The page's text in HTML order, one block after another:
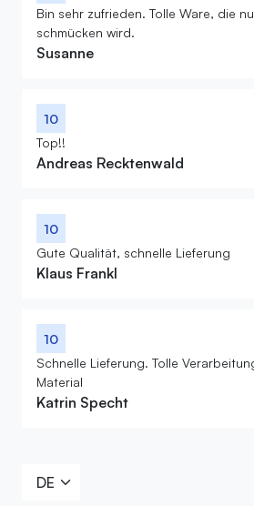
Bin sehr zufrieden. Tolle Ware, die
schmücken wird.
Susanne
10
Top!!
Andreas Recktenwald
10
Gute Qualität, schnelle Lieferung
Klaus Frankl
10
Schnelle Lieferung. Tolle
Material
Katrin Specht